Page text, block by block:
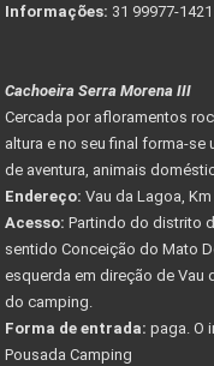
Informações: 31 99977-
Cachoeira Serra Morena III
Cercada por afloramentos
altura e no seu final forma-
de aventura, animais
Endereço: Vau da Lagoa, Km
Acesso: Partindo do distrito
sentido Conceição do Mato
esquerda em direção de Vau
do camping.
Forma de entrada: paga. O
Pousada Camping